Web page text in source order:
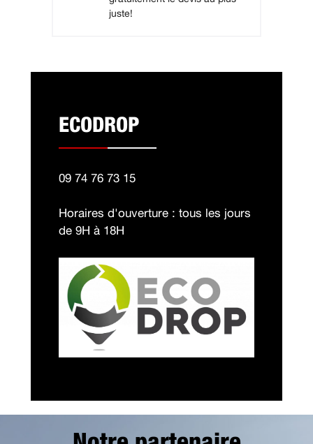
juste!
ECODROP
09 74 76 73 15
Horaires d'ouverture : tous les jours
de 9H à 18H